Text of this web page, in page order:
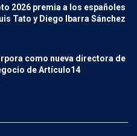
2026 premia a los españoles
Tato y Diego Ibarra Sánchez
como nueva directora de
de Artículo14